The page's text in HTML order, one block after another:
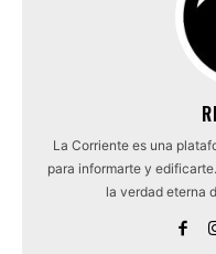
La Corriente es una
para informarte y
la verdad eterna